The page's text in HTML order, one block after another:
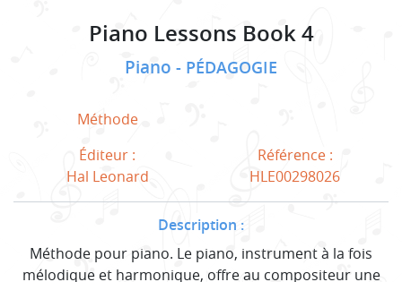
Piano Lessons Book 4
Piano PÉDAGOGIE
Méthode
Éditeur :
Hal Leonard
Référence :
HLE00298026
Description :
Méthode pour piano. Le piano, instrument à la fois
mélodique et harmonique, offre au compositeur une